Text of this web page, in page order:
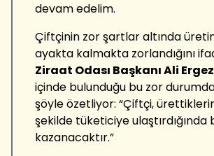
devam edelim.
Çiftçinin zor şartlar altında
ayakta kalmakta zorlandığını
Ziraat Odası Başkanı Ali
içinde bulunduğu bu zor
şöyle özetliyor: “Çiftçi,
şekilde tüketiciye
kazanacaktır.”